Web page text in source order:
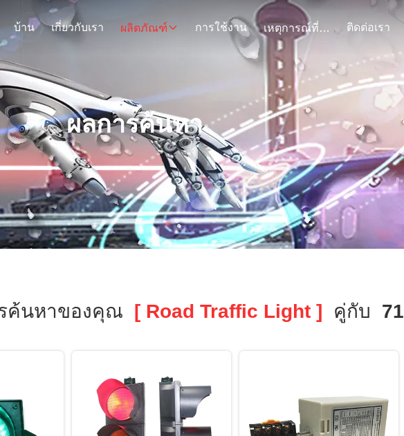
บ้าน เกี่ยวกับเรา ผลิตภัณฑ์ การใช้งาน เหตุการณ์ที่เกิดขึ้น ติดต่อเรา
ผลการค้นหา
ค้นหาของคุณ [ Road Traffic Light ] คู่กับ 71